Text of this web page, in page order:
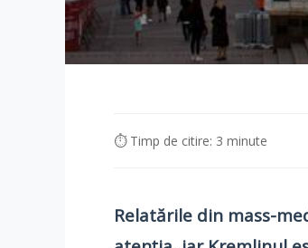
⏱ Timp de citire: 3 minute
Relatările din mass-